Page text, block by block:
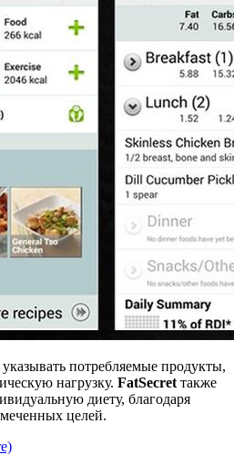
потребляемые продукты,
нагрузку. FatSecret также
диету, благодаря
целей.